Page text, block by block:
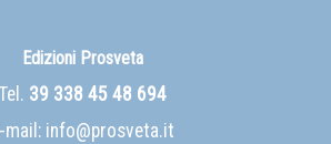
Edizioni Prosveta
39 338 45 48 694
mail: info@prosveta.it